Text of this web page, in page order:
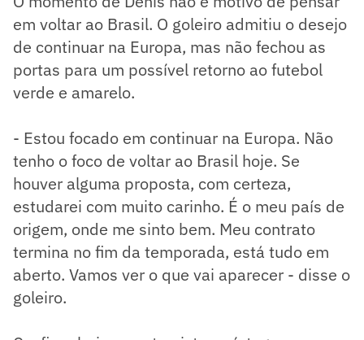
em voltar ao Brasil. O goleiro admitiu o desejo
de continuar na Europa, mas não fechou as
portas para um possível retorno ao futebol
verde e amarelo.
- Estou focado em continuar na Europa. Não
tenho o foco de voltar ao Brasil hoje. Se
houver alguma proposta, com certeza,
estudarei com muito carinho. É o meu país de
origem, onde me sinto bem. Meu contrato
termina no fim da temporada, está tudo em
aberto. Vamos ver o que vai aparecer - disse o
goleiro.